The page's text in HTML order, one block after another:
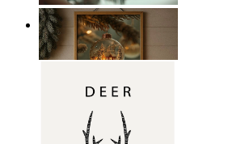
Vinterglans
Från 149 kr